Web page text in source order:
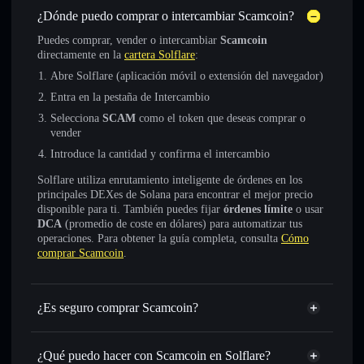
¿Dónde puedo comprar o intercambiar Scamcoin?
Puedes comprar, vender o intercambiar Scamcoin
directamente en la cartera Solflare:
Abre Solflare (aplicación móvil o extensión del navegador)
Entra en la pestaña de Intercambio
Selecciona SCAM como el token que deseas comprar o
vender
Introduce la cantidad y confirma el intercambio
Solflare utiliza enrutamiento inteligente de órdenes en los
principales DEXes de Solana para encontrar el mejor precio
disponible para ti. También puedes fijar órdenes límite o usar
DCA (promedio de coste en dólares) para automatizar tus
operaciones. Para obtener la guía completa, consulta Cómo
comprar Scamcoin.
¿Es seguro comprar Scamcoin?
Scamcoin token verificado
¿Qué puedo hacer con Scamcoin en Solflare?